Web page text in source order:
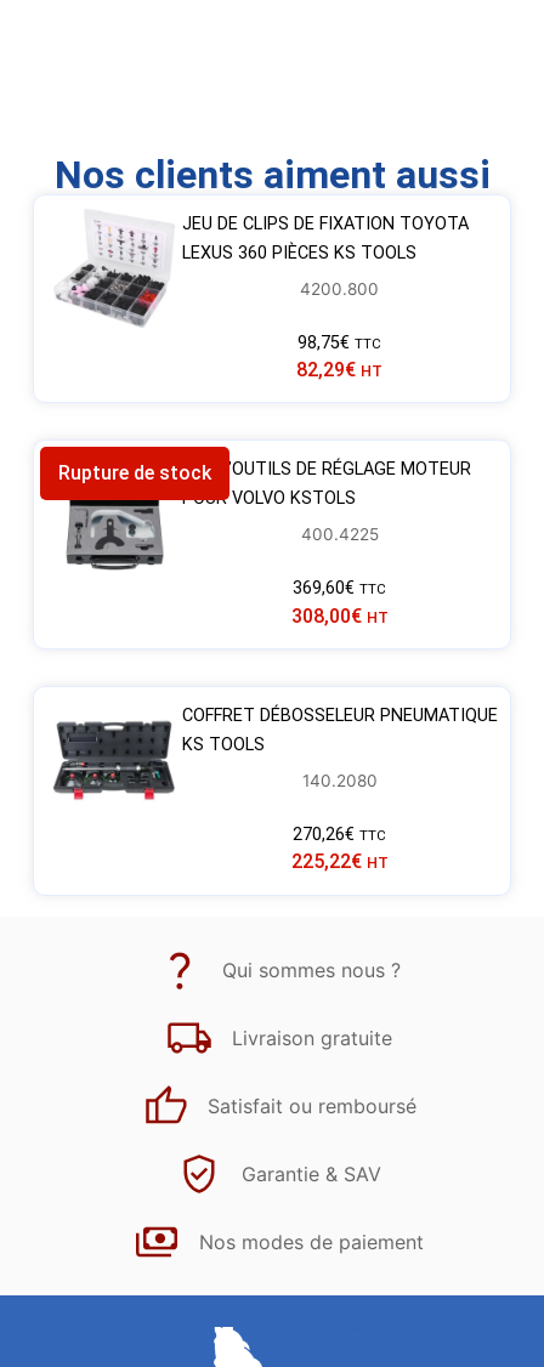
Nos clients aiment aussi
JEU DE CLIPS DE FIXATION TOYOTA
LEXUS 360 PIÈCES KS TOOLS
4200.800
98,75€ TTC
82,29€ HT
Rupture de stockJEU D’OUTILS DE RÉGLAGE MOTEUR
POUR VOLVO KSTOLS
400.4225
369,60€ TTC
308,00€ HT
COFFRET DÉBOSSELEUR PNEUMATIQUE
KS TOOLS
140.2080
270,26€ TTC
225,22€ HT
Qui sommes nous ?
Livraison gratuite
Satisfait ou remboursé
Garantie & SAV
Nos modes de paiement